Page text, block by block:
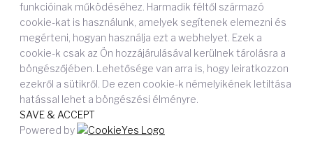
funkcióinak működéséhez. Harmadik féltől származó
cookie-kat is használunk, amelyek segítenek elemezni és
megérteni, hogyan használja ezt a webhelyet. Ezek a
cookie-k csak az Ön hozzájárulásával kerülnek tárolásra a
böngészőjében. Lehetősége van arra is, hogy leiratkozzon
ezekről a sütikről. De ezen cookie-k némelyikének letiltása
hatással lehet a böngészési élményre.
SAVE & ACCEPT
Powered by